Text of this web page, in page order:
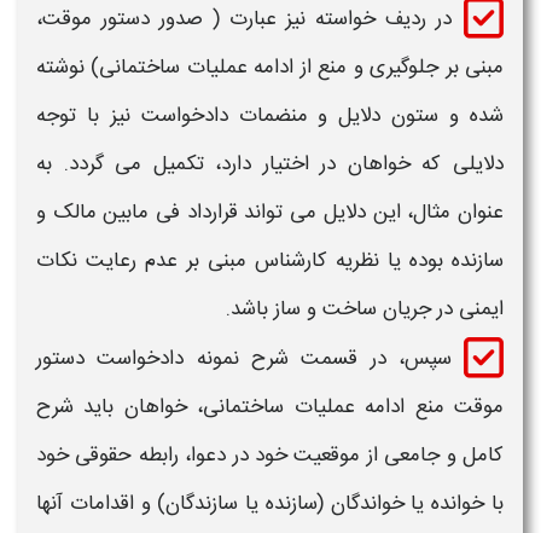
در ردیف خواسته نیز عبارت ( صدوردستور موقت،
مبنی بر جلوگیری و منع از ادامه عملیات ساختمانی) نوشته
شده و ستون دلایل و منضمات دادخواست نیز با توجه
دلایلی که خواهان در اختیار دارد، تکمیل می گردد. به
عنوان مثال، این دلایل می تواند قرارداد فی مابین مالک و
سازنده بوده یا نظریه کارشناس مبنی بر عدم رعایت نکات
ایمنی در جریان ساخت و ساز باشد.
سپس، در قسمت شرح نمونه دادخواست دستور
موقت منع ادامه عملیات ساختمانی،خواهان باید شرح
کامل و جامعی از موقعیت خود در دعوا، رابطه حقوقی خود
با خوانده یا خواندگان (سازنده یا سازندگان) و اقدامات آنها